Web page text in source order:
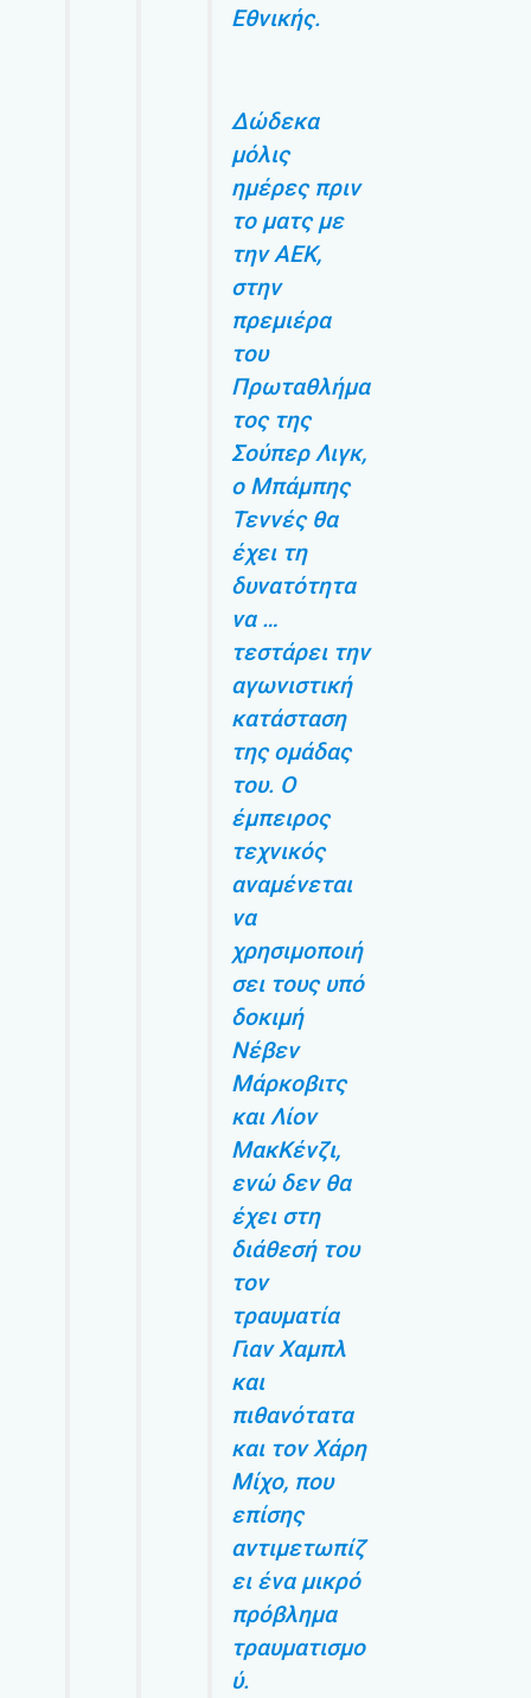
Εθνικής.
Δώδεκα
μόλις
ημέρες πριν
το ματς με
την ΑΕΚ,
στην
πρεμιέρα
του
Πρωταθλήμα
τος της
Σούπερ Λιγκ,
ο Μπάμπης
Τεννές θα
έχει τη
δυνατότητα
να …
τεστάρει την
αγωνιστική
κατάσταση
της ομάδας
του. Ο
έμπειρος
τεχνικός
αναμένεται
να
χρησιμοποιή
σει τους υπό
δοκιμή
Νέβεν
Μάρκοβιτς
και Λίον
ΜακΚένζι,
ενώ δεν θα
έχει στη
διάθεσή του
τον
τραυματία
Γιαν Χαμπλ
και
πιθανότατα
και τον Χάρη
Μίχο, που
επίσης
αντιμετωπίζ
ει ένα μικρό
πρόβλημα
τραυματισμο
ύ.